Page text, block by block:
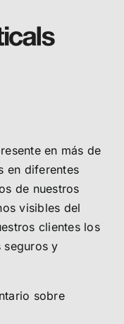
en más de
en diferentes
de nuestros
visibles del
clientes los
seguros y
sobre